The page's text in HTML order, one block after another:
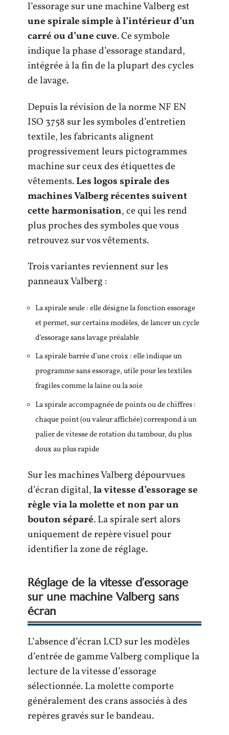
l’essorage sur une machine Valberg est
une spirale simple à l’intérieur d’un
carré ou d’une cuve. Ce symbole
indique la phase d’essorage standard,
intégrée à la fin de la plupart des cycles
de lavage.
Depuis la révision de la norme NF EN
ISO 3758 sur les symboles d’entretien
textile, les fabricants alignent
progressivement leurs pictogrammes
machine sur ceux des étiquettes de
vêtements.Les logos spirale des
machines Valberg récentes suivent
cette harmonisation, ce qui les rend
plus proches des symboles que vous
retrouvez sur vos vêtements.
Trois variantes reviennent sur les
panneaux Valberg :
La spirale seule : elle désigne la fonction essorage
et permet, sur certains modèles, de lancer un cycle
d’essorage sans lavage préalable
La spirale barrée d’une croix : elle indique un
programme sans essorage, utile pour les textiles
fragiles comme la laine ou la soie
La spirale accompagnée de points ou de chiffres :
chaque point (ou valeur affichée) correspond à un
palier de vitesse de rotation du tambour, du plus
doux au plus rapide
Sur les machines Valberg dépourvues
d’écran digital,la vitesse d’essorage se
règle via la molette et non par un
bouton séparé. La spirale sert alors
uniquement de repère visuel pour
identifier la zone de réglage.
Réglage de la vitesse d’essorage
sur une machine Valberg sans
écran
L’absence d’écran LCD sur les modèles
d’entrée de gamme Valberg complique la
lecture de la vitesse d’essorage
sélectionnée. La molette comporte
généralement des crans associés à des
repères gravés sur le bandeau.